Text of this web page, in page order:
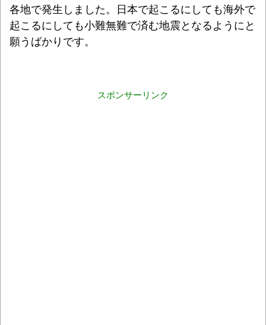
各地で発生しました。
日本で起こるにしても海外で
起こるにしても小難無難で済む地震となるようにと
願うばかりです。
スポンサーリンク